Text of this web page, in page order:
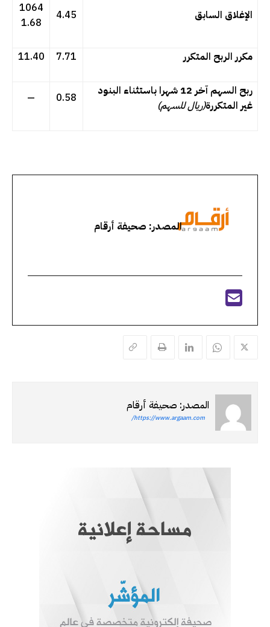
الإغلاق السابق 4.45
1064
1.68
مكرر الربح المتكرر 7.71
11.40
ربح السهم آخر 12 شهرا باستثناء البنود
غير المتكررة(ريال للسهم)
0.58
—
المصدر: صحيفة أرقام
المصدر: صحيفة أرقام
https://www.argaam.com/